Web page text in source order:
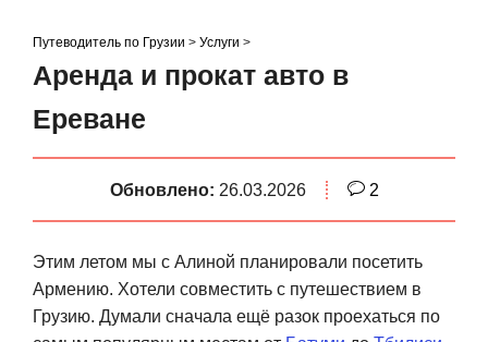
Путеводитель по Грузии > Услуги >
Аренда и прокат авто в
Ереване
Обновлено: 26.03.2026 2
Этим летом мы с Алиной планировали посетить
Армению. Хотели совместить с путешествием в
Грузию. Думали сначала ещё разок проехаться по